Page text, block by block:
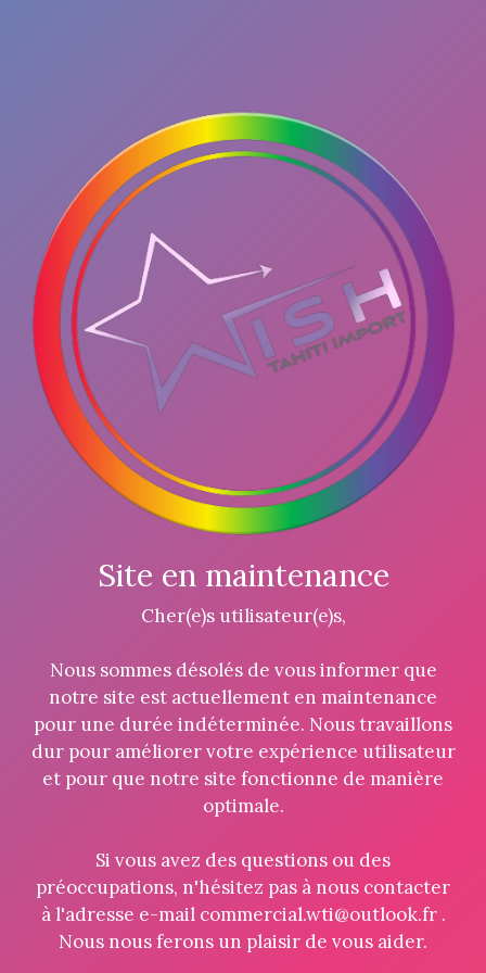
Site en maintenance
Cher(e)s utilisateur(e)s,
Nous sommes désolés de vous informer que
notre site est actuellement en maintenance
pour une durée indéterminée. Nous travaillons
dur pour améliorer votre expérience utilisateur
et pour que notre site fonctionne de manière
optimale.
Si vous avez des questions ou des
préoccupations, n'hésitez pas à nous contacter
à l'adresse e-mail commercial.wti@outlook.fr .
Nous nous ferons un plaisir de vous aider.